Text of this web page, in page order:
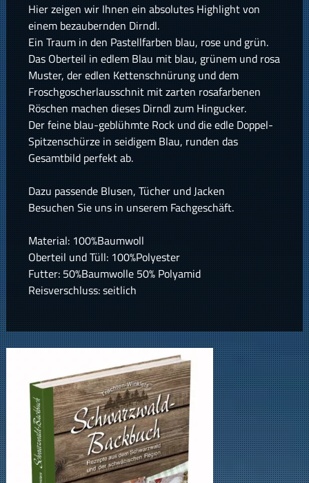
Hier zeigen wir Ihnen ein absolutes Highlight von
einem bezaubernden Dirndl.
Ein Traum in den Pastellfarben blau, rose und grün.
Das Oberteil in edlem Blau mit blau, grünem und rosa
Muster, der edlen Kettenschnürung und dem
Froschgoscherlausschnit mit zarten rosafarbenen
Röschen machen dieses Dirndl zum Hingucker.
Der feine blau-geblühmte Rock und die edle Doppel-
Spitzenschürze in seidigem Blau, runden das
Gesamtbild perfekt ab.
Dazu passende Blusen, Tücher und Jacken
Besuchen Sie uns in unserem Fachgeschäft.
Material: 100%Baumwoll
Oberteil und Tüll: 100%Polyester
Futter: 50%Baumwolle 50% Polyamid
Reisverschluss: seitlich